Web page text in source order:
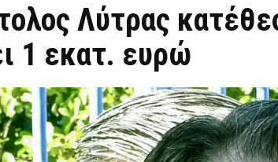
Λύτρας
1 εκατ. ευρώ